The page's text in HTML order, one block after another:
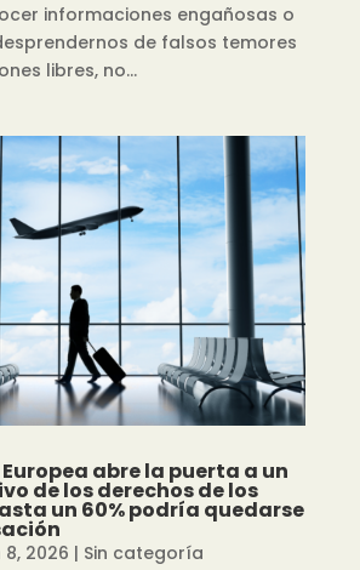
informaciones engañosas o
de falsos temores
libres, no...
abre la puerta a un
de los derechos de los
un 60% podría quedarse
8, 2026 | Sin categoría